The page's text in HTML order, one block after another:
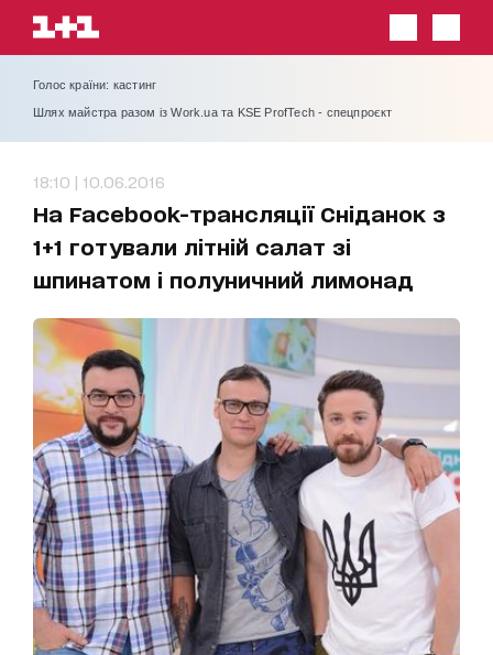
Голос країни: кастинг
Шлях майстра разом із Work.ua та KSE ProfTech - спецпроєкт
18:10 | 10.06.2016
На Facebook-трансляції Сніданок з
1+1 готували літній салат зі
шпинатом і полуничний лимонад